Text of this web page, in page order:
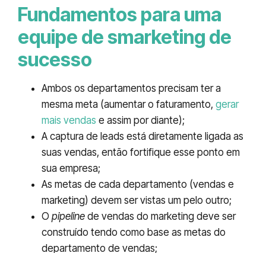
Fundamentos para uma
equipe de smarketing de
sucesso
Ambos os departamentos precisam ter a
mesma meta (aumentar o faturamento, gerar
mais vendas e assim por diante);
A captura de leads está diretamente ligada as
suas vendas, então fortifique esse ponto em
sua empresa;
As metas de cada departamento (vendas e
marketing) devem ser vistas um pelo outro;
O pipeline de vendas do marketing deve ser
construído tendo como base as metas do
departamento de vendas;